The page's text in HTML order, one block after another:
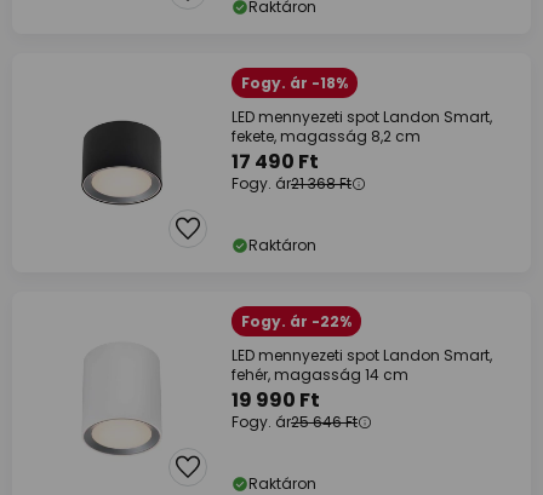
Raktáron
Fogy. ár -18%
LED mennyezeti spot Landon Smart,
fekete, magasság 8,2 cm
17 490 Ft
Fogy. ár21 368 Ft
Raktáron
Fogy. ár -22%
LED mennyezeti spot Landon Smart,
fehér, magasság 14 cm
19 990 Ft
Fogy. ár25 646 Ft
Raktáron